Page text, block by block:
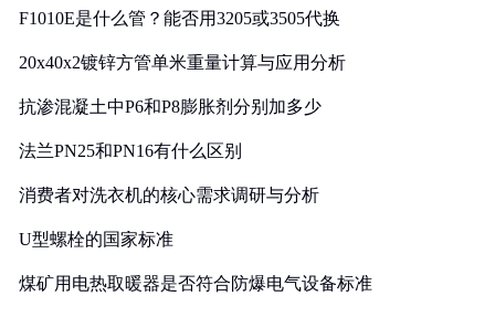
F1010E是什么管？能否用3205或3505代换
20x40x2镀锌方管单米重量计算与应用分析
抗渗混凝土中P6和P8膨胀剂分别加多少
法兰PN25和PN16有什么区别
消费者对洗衣机的核心需求调研与分析
U型螺栓的国家标准
煤矿用电热取暖器是否符合防爆电气设备标准